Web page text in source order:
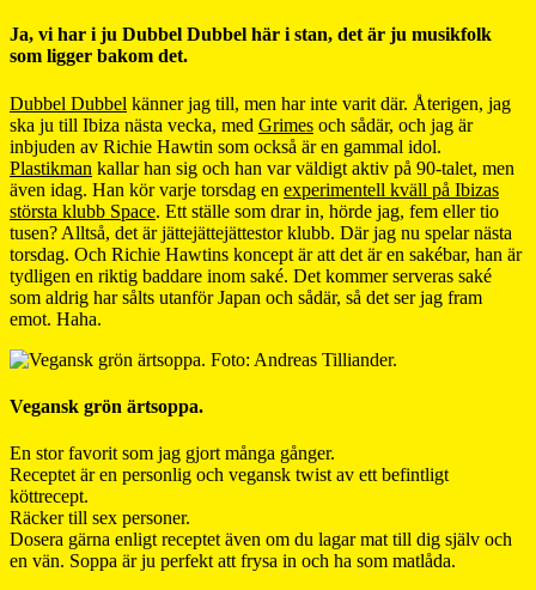
Ja, vi har i ju Dubbel Dubbel här i stan, det är ju musikfolk
som ligger bakom det.
Dubbel Dubbel känner jag till, men har inte varit där. Återigen, jag
ska ju till Ibiza nästa vecka, med Grimes och sådär, och jag är
inbjuden av Richie Hawtin som också är en gammal idol.
Plastikman kallar han sig och han var väldigt aktiv på 90-talet, men
även idag. Han kör varje torsdag en experimentell kväll på Ibizas
största klubb Space. Ett ställe som drar in, hörde jag, fem eller tio
tusen? Alltså, det är jättejättejättestor klubb. Där jag nu spelar nästa
torsdag. Och Richie Hawtins koncept är att det är en sakébar, han är
tydligen en riktig baddare inom saké. Det kommer serveras saké
som aldrig har sålts utanför Japan och sådär, så det ser jag fram
emot. Haha.
Vegansk grön ärtsoppa.
En stor favorit som jag gjort många gånger.
Receptet är en personlig och vegansk twist av ett befintligt
köttrecept.
Räcker till sex personer.
Dosera gärna enligt receptet även om du lagar mat till dig själv och
en vän. Soppa är ju perfekt att frysa in och ha som matlåda.